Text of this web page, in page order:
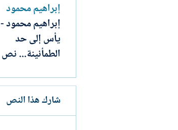
إبراهيم محمود
إبراهيم محمود -
يأس إلى حد
الطمأنينة... نص
شارك هذا النص